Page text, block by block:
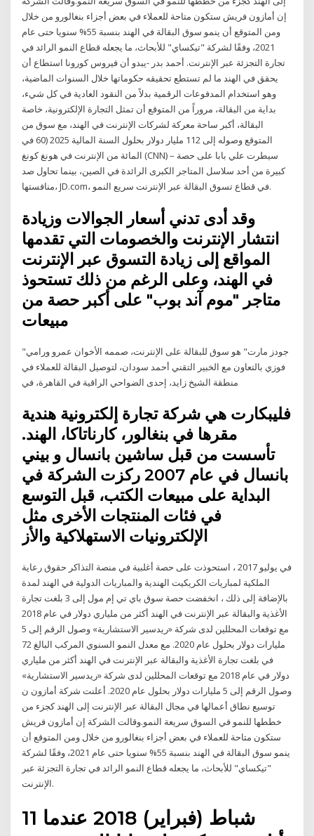
إن أمازون فريش ستكون متاحة للعملاء في بعض أجزاء بنغالورو من خلال
ومن المتوقع أن ينمو سوق البقالة في الهند بنسبة 55% سنويا حتى عام
2021، وفقًا لشركة "تيكساي" للأبحاث، ما يجعله قطاع النمو الرائد في
تجارة التجزئة عبر الإنترنت. أحمد بدر -يبدو أن فيروس كورونا استطاع أن
يحقق في الهند ما لم تستطع تحقيقه حكوماتها خلال السنوات الماضية،
وهو استخدام المدفوعات الرقمية بدلاً من النقود العادية في كل شيء،
بداية من البقالة، مروراً من المتوقع أن تمثل التجارة الإلكترونية، خاصة
البقالة، أكبر ساحة معركة لشركات الإنترنت في الهند، مع سوق من
المتوقع وصوله إلى 112 مليار دولار بحلول السنة المالية 2025 (60 في
المائة من الإنترنت في هونغ كونغ (CNN) – سيطرت علي بابا على حصة
كبيرة من أحد سلاسل المتاجر الكبرى الرائدة في الصين، بينما تحاول صد
منافستها، JD.com، في قطاع تسوق البقالة عبر الإنترنت سريع النمو.
وقد أدى تدني أسعار الجوالات وزيادة
انتشار الإنترنت والخصومات التي تقدمها
المواقع إلى زيادة التسوق عبر الإنترنت
في الهند، وعلى الرغم من ذلك تستحوذ
متاجر "موم آند بوب" على أكبر حصة من
مبيعات
"جودز مارت" هو سوق للبقالة على الإنترنت، صممه الأخوان عمرو ورامي
فوزي بالتعاون مع الخبير التقني أحمد سودان، لتوصيل البقالة للعملاء في
منطقة الشيخ زايد، إحدى الضواحي الراقية في القاهرة، في
فليبكارت هي شركة تجارة إلكترونية هندية
مقرها في بنغالور، كارناتاكا، الهند.
تأسست من قبل ساشين بانسال و بيني
بانسال في عام 2007 ركزت الشركة في
البداية على مبيعات الكتب، قبل التوسع
في فئات المنتجات الأخرى مثل
الإلكترونيات الاستهلاكية والأز
في يوليو 2017 ، استحوذت على حصة أغلبية في منصة التذاكر حقوق رعاية
الملكية لمباريات الكريكيت الهندية والمباريات الدولية في الهند لمدة
بالإضافة إلى ذلك ، انخفضت حصة سوق باي تي إم مول إلى 3 بلغت تجارة
الأغذية والبقالة عبر الإنترنت في الهند أكثر من ملياري دولار في عام 2018
مع توقعات المحللين لدى شركة «ريدسير الاستشارية» وصول الرقم إلى 5
مليارات دولار بحلول عام 2020. مع معدل النمو السنوي المركب البالغ 72
في بلغت تجارة الأغذية والبقالة عبر الإنترنت في الهند أكثر من ملياري
دولار في عام 2018 مع توقعات المحللين لدى شركة «ريدسير الاستشارية»
وصول الرقم إلى 5 مليارات دولار بحلول عام 2020. أعلنت شركة أمازون ن
توسيع نطاق أعمالها في مجال البقالة عبر الإنترنت إلى الهند كجزء من
خططها للنمو في السوق سريعة النمو.وقالت الشركة إن أمازون فريش
ستكون متاحة للعملاء في بعض أجزاء بنغالورو من خلال ومن المتوقع أن
ينمو سوق البقالة في الهند بنسبة 55% سنويا حتى عام 2021، وفقًا لشركة
"تيكساي" للأبحاث، ما يجعله قطاع النمو الرائد في تجارة التجزئة عبر
الإنترنت.
11 شباط (فبراير) 2018 عندما